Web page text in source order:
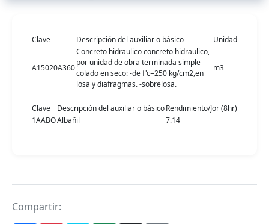
Clave Descripción del auxiliar o básico Unidad
A15020A360
Concreto hidraulico concreto hidraulico,
por unidad de obra terminada simple
colado en seco: -de f'c=250 kg/cm2,en
losa y diafragmas. -sobrelosa.
m3
Clave Descripción del auxiliar o básicoRendimiento/Jor (8hr)
1AABOAlbañil 7.14
Compartir: